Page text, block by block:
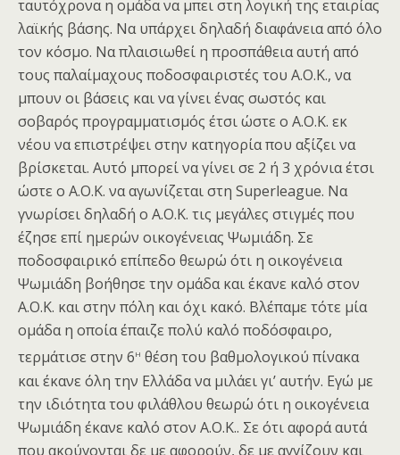
ταυτόχρονα η ομάδα να μπει στη λογική της εταιρίας
λαϊκής βάσης. Να υπάρχει δηλαδή διαφάνεια από όλο
τον κόσμο. Να πλαισιωθεί η προσπάθεια αυτή από
τους παλαίμαχους ποδοσφαιριστές του Α.Ο.Κ., να
μπουν οι βάσεις και να γίνει ένας σωστός και
σοβαρός προγραμματισμός έτσι ώστε ο Α.Ο.Κ. εκ
νέου να επιστρέψει στην κατηγορία που αξίζει να
βρίσκεται. Αυτό μπορεί να γίνει σε 2 ή 3 χρόνια έτσι
ώστε ο Α.Ο.Κ. να αγωνίζεται στη Superleague. Να
γνωρίσει δηλαδή ο Α.Ο.Κ. τις μεγάλες στιγμές που
έζησε επί ημερών οικογένειας Ψωμιάδη. Σε
ποδοσφαιρικό επίπεδο θεωρώ ότι η οικογένεια
Ψωμιάδη βοήθησε την ομάδα και έκανε καλό στον
Α.Ο.Κ. και στην πόλη και όχι κακό. Βλέπαμε τότε μία
ομάδα η οποία έπαιζε πολύ καλό ποδόσφαιρο,
τερμάτισε στην 6η θέση του βαθμολογικού πίνακα
και έκανε όλη την Ελλάδα να μιλάει γι’ αυτήν. Εγώ με
την ιδιότητα του φιλάθλου θεωρώ ότι η οικογένεια
Ψωμιάδη έκανε καλό στον Α.Ο.Κ.. Σε ότι αφορά αυτά
που ακούγονται δε με αφορούν, δε με αγγίζουν και